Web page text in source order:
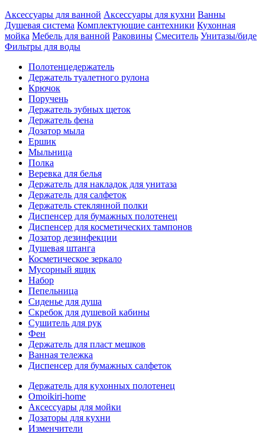
Аксессуары для ванной Аксессуары для кухни Ванны
Душевая система Комплектующие сантехники Кухонная
мойка Мебель для ванной Раковины Смеситель Унитазы/биде
Фильтры для воды
Полотенцедержатель
Держатель туалетного рулона
Крючок
Поручень
Держатель зубных щеток
Держатель фена
Дозатор мыла
Eршик
Мыльница
Полка
Веревка для белья
Держатель для накладок для унитаза
Держатель для салфеток
Держатель стеклянной полки
Диспенсер для бумажных полотенец
Диспенсер для косметических тампонов
Дозатор дезинфекции
Душевая штанга
Косметическое зеркало
Мусорный ящик
Набор
Пепельница
Сиденье для душа
Скребок для душевой кабины
Сушитель для рук
Фен
Держатель для пласт мешков
Ванная тележка
Диспенсер для бумажных салфеток
Держатель для кухонных полотенец
Omoikiri-home
Аксессуары для мойки
Дозаторы для кухни
Изменчители